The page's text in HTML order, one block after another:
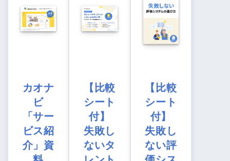
カオナ
ビ
「サー
ビス紹
介」資
【比較
シート
付】
失敗し
ないタ
【比較
シート
付】
失敗し
ない評